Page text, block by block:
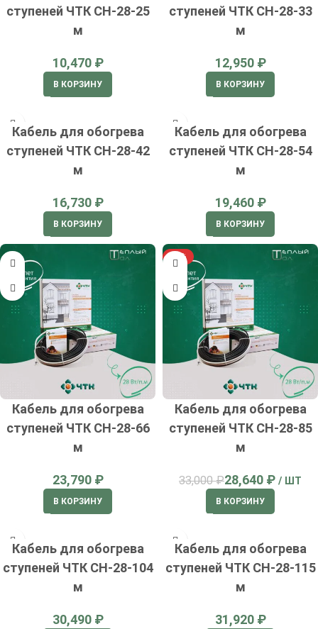
ступеней ЧТК СН-28-25
м
₽
В КОРЗИНУ
ступеней ЧТК СН-28-33
м
₽
В КОРЗИНУ
Кабель для обогрева
ступеней ЧТК СН-28-42
м
₽
В КОРЗИНУ
Кабель для обогрева
ступеней ЧТК СН-28-54
м
₽
В КОРЗИНУ
Кабель для обогрева
ступеней ЧТК СН-28-66
м
₽
В КОРЗИНУ
-13%
Кабель для обогрева
ступеней ЧТК СН-28-85
м
33,000₽28,640 ₽
В КОРЗИНУ
Кабель для обогрева
ступеней ЧТК СН-28-104
м
₽
Кабель для обогрева
ступеней ЧТК СН-28-115
м
₽